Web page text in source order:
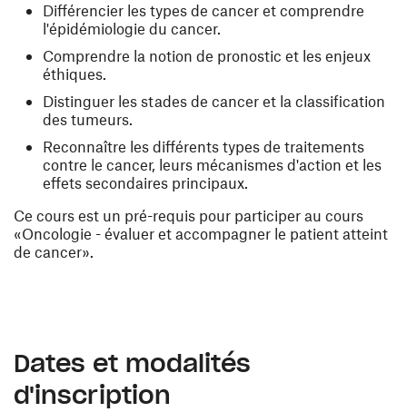
Différencier les types de cancer et comprendre
l'épidémiologie du cancer.
Comprendre la notion de pronostic et les enjeux
éthiques.
Distinguer les stades de cancer et la classification
des tumeurs.
Reconnaître les différents types de traitements
contre le cancer, leurs mécanismes d'action et les
effets secondaires principaux.
Ce cours est un pré-requis pour participer au cours
«Oncologie - évaluer et accompagner le patient atteint
de cancer».
Dates et modalités
d'inscription